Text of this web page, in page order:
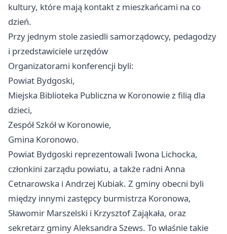
kultury, które mają kontakt z mieszkańcami na co
dzień.
Przy jednym stole zasiedli samorządowcy, pedagodzy
i przedstawiciele urzędów
Organizatorami konferencji byli:
Powiat Bydgoski,
Miejska Biblioteka Publiczna w Koronowie z filią dla
dzieci,
Zespół Szkół w Koronowie,
Gmina Koronowo.
Powiat Bydgoski reprezentowali Iwona Lichocka,
członkini zarządu powiatu, a także radni Anna
Cetnarowska i Andrzej Kubiak. Z gminy obecni byli
między innymi zastępcy burmistrza Koronowa,
Sławomir Marszelski i Krzysztof Zająkała, oraz
sekretarz gminy Aleksandra Szews. To właśnie takie